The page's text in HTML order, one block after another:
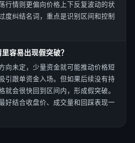
行情则更偏向价格上下反复波动的状
度纠结名词，重点是识别区间和控制
容易出现假突破？
向未定，少量资金就可能推动价格短
引跟单资金入场。但如果后续没有持
就会很快回到区间内，形成假突破。
好结合收盘价、成交量和回踩表现一